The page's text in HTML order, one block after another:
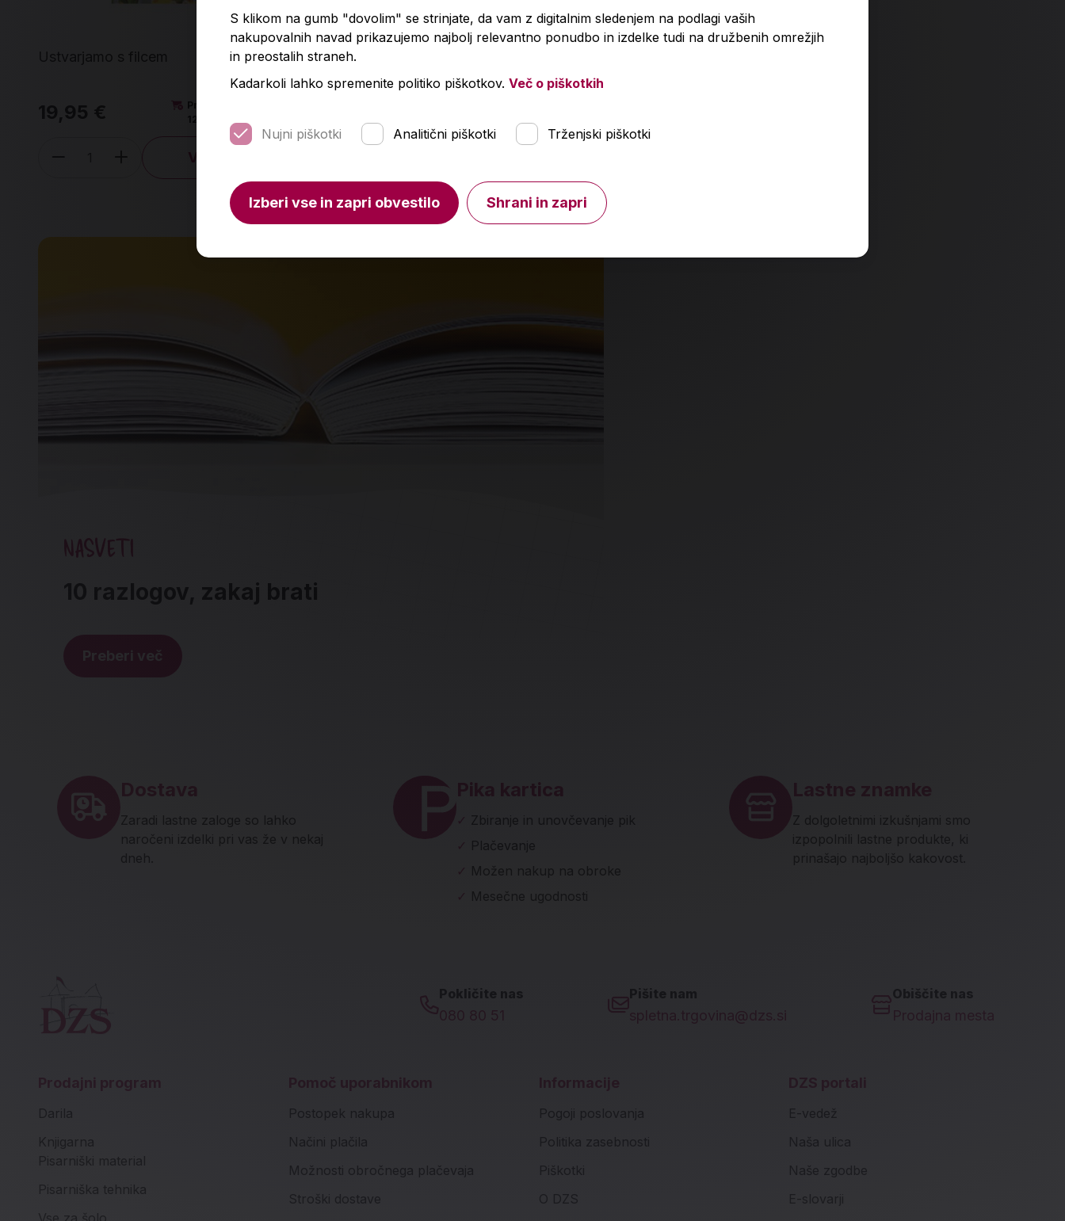
Ustvarjamo s filcem
19,95 €
Predvidena dobava:
12. 8. 2026*
Količina
V košarico
Velikonočni izdelki
NASVETI
10 razlogov, zakaj brati
Preberi več
Dostava
Zaradi lastne zaloge so lahko
naročeni izdelki pri vas že v nekaj
dneh.
Pika kartica
✓
Zbiranje in unovčevanje pik
✓
Plačevanje
✓
Možen nakup na obroke
Mesečne ugodnosti
Lastne znamke
Z dolgoletnimi izkušnjami smo
izpopolnili lastne produkte, ki
prinašajo najboljšo kakovost.
Pokličite nas
080 80 51
Pišite nam
spletna.trgovina@dzs.si
Obiščite nas
Prodajna mesta
Prodajni program
Darila
Knjigarna
Pisarniški material
Pisarniška tehnika
Vse za šolo
Pomoč uporabnikom
Postopek nakupa
Načini plačila
Možnosti obročnega plačevaja
Stroški dostave
Informacije
Pogoji poslovanja
Politika zasebnosti
Piškotki
O DZS
DZS portali
E-vedež
Naša ulica
Naše zgodbe
E-slovarji
S klikom na gumb "dovolim" se strinjate, da vam z digitalnim sledenjem na podlagi vaših
nakupovalnih navad prikazujemo najbolj relevantno ponudbo in izdelke tudi na družbenih omrežjih
in preostalih straneh.
Kadarkoli lahko spremenite politiko piškotkov. Več o piškotkih
Nujni piškotki Analitični piškotki Trženjski piškotki
Izberi vse in zapri obvestilo Shrani in zapri